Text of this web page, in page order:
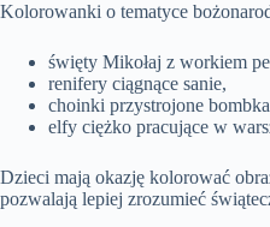
Kolorowanki o tematyce
święty Mikołaj z workiem
renifery ciągnące sanie,
choinki przystrojone
elfy ciężko pracujące w
Dzieci mają okazję kolorować
pozwalają lepiej zrozumieć